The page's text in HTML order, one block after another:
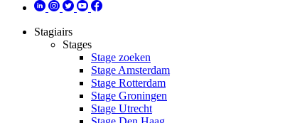
Stagiairs
Stages
Stage zoeken
Stage Amsterdam
Stage Rotterdam
Stage Groningen
Stage Utrecht